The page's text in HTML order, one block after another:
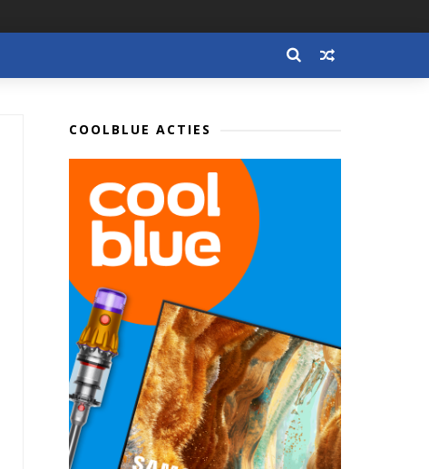
COOLBLUE ACTIES